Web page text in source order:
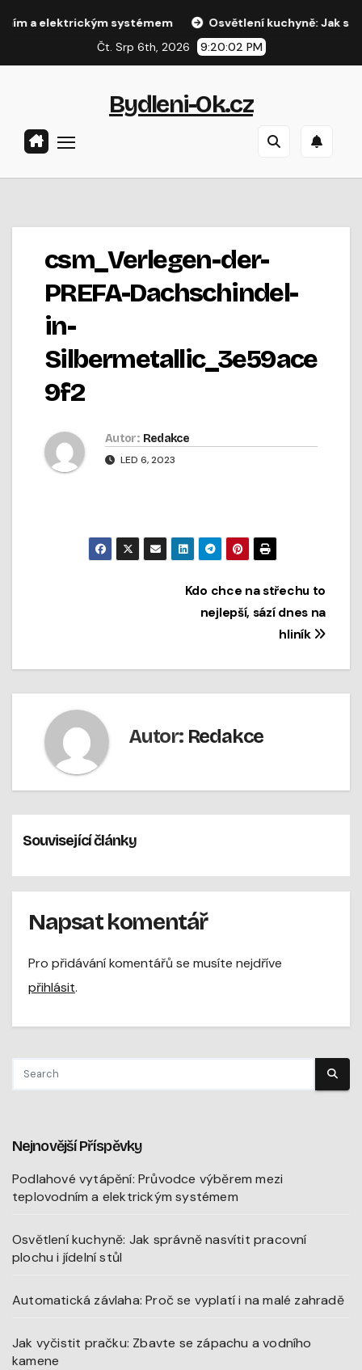
elektrickým systémem
Osvětlení kuchyně: Jak
Čt. Srp 6th, 2026
9:20:03 PM
Bydleni-Ok.cz
csm_Verlegen-der-
PREFA-Dachschindel-
in-
Silbermetallic_3e59ace
9f2
Autor: Redakce
LED 6, 2023
příspěvek
Kdo chce na střechu to
nejlepší, sází dnes na
hliník
Autor: Redakce
Související články
Napsat komentář
Pro přidávání komentářů se musíte nejdříve
přihlásit.
Nejnovější Příspěvky
Podlahové vytápění: Průvodce výběrem mezi
teplovodním a elektrickým systémem
Osvětlení kuchyně: Jak správně nasvítit pracovní
plochu i jídelní stůl
Automatická závlaha: Proč se vyplatí i na malé zahradě
Jak vyčistit pračku: Zbavte se zápachu a vodního
kamene